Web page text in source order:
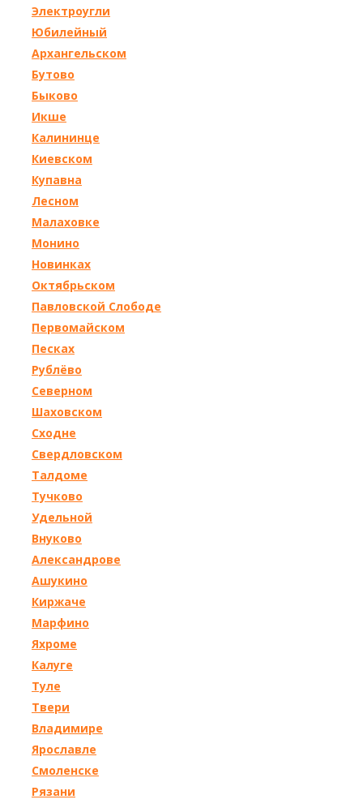
Электроугли
Юбилейный
Архангельском
Бутово
Быково
Икше
Калининце
Киевском
Купавна
Лесном
Малаховке
Монино
Новинках
Октябрьском
Павловской Слободе
Первомайском
Песках
Рублёво
Северном
Шаховском
Сходне
Свердловском
Талдоме
Тучково
Удельной
Внуково
Александрове
Ашукино
Киржаче
Марфино
Яхроме
Калуге
Туле
Твери
Владимире
Ярославле
Смоленске
Рязани